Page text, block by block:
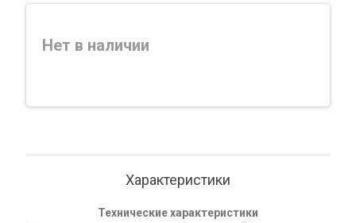
Нет в наличии
Характеристики
Технические характеристики